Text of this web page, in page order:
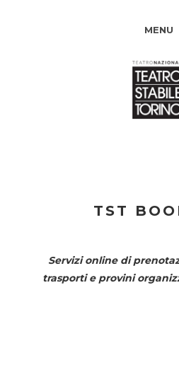
MENU
TST
Servizi online di
trasporti e provini